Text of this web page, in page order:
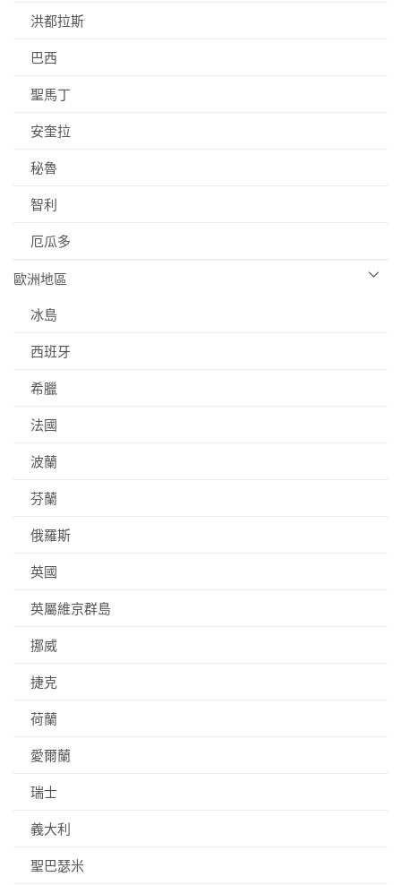
洪都拉斯
巴西
聖馬丁
安奎拉
秘魯
智利
厄瓜多
歐洲地區
冰島
西班牙
希臘
法國
波蘭
芬蘭
俄羅斯
英國
英屬維京群島
挪威
捷克
荷蘭
愛爾蘭
瑞士
義大利
聖巴瑟米